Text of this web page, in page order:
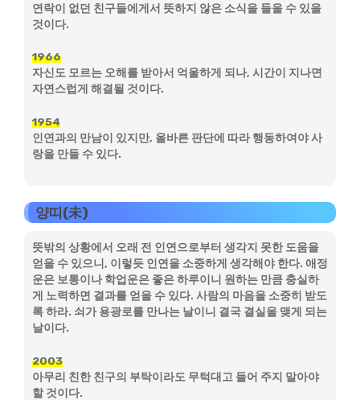
연락이 없던 친구들에게서 뜻하지 않은 소식을 들을 수 있을
것이다.
1966
자신도 모르는 오해를 받아서 억울하게 되나, 시간이 지나면
자연스럽게 해결될 것이다.
1954
인연과의 만남이 있지만, 올바른 판단에 따라 행동하여야 사
랑을 만들 수 있다.
양띠(未)
뜻밖의 상황에서 오래 전 인연으로부터 생각지 못한 도움을
얻을 수 있으니, 이렇듯 인연을 소중하게 생각해야 한다. 애정
운은 보통이나 학업운은 좋은 하루이니 원하는 만큼 충실하
게 노력하면 결과를 얻을 수 있다. 사람의 마음을 소중히 받도
록 하라. 쇠가 용광로를 만나는 날이니 결국 결실을 맺게 되는
날이다.
2003
아무리 친한 친구의 부탁이라도 무턱대고 들어 주지 말아야
할 것이다.